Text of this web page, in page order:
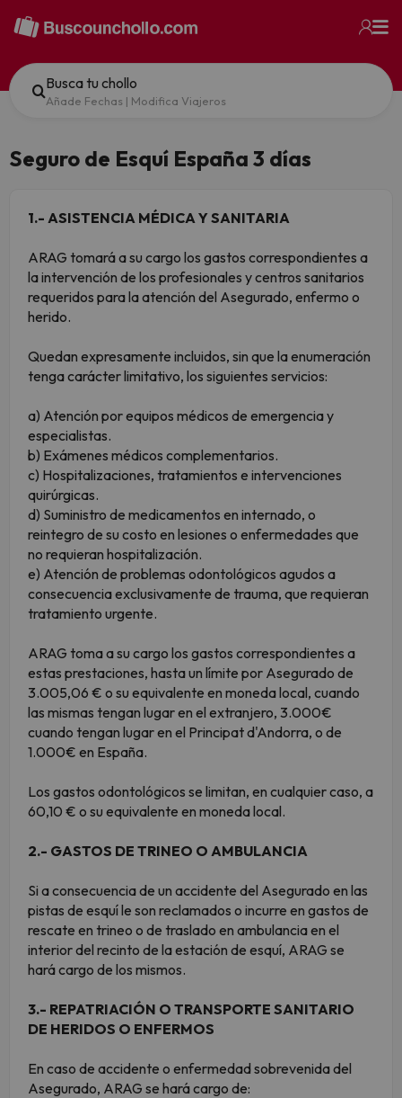
Busca tu chollo
Añade Fechas | Modifica Viajeros
Seguro de Esquí España 3 días
1.- ASISTENCIA MÉDICA Y SANITARIA
ARAG tomará a su cargo los gastos correspondientes a
la intervención de los profesionales y centros sanitarios
requeridos para la atención del Asegurado, enfermo o
herido.
Quedan expresamente incluidos, sin que la enumeración
tenga carácter limitativo, los siguientes servicios:
a) Atención por equipos médicos de emergencia y
especialistas.
b) Exámenes médicos complementarios.
c) Hospitalizaciones, tratamientos e intervenciones
quirúrgicas.
d) Suministro de medicamentos en internado, o
reintegro de su costo en lesiones o enfermedades que
no requieran hospitalización.
e) Atención de problemas odontológicos agudos a
consecuencia exclusivamente de trauma, que requieran
tratamiento urgente.
ARAG toma a su cargo los gastos correspondientes a
estas prestaciones, hasta un límite por Asegurado de
3.005,06 € o su equivalente en moneda local, cuando
las mismas tengan lugar en el extranjero, 3.000€
cuando tengan lugar en el Principat d'Andorra, o de
1.000€ en España.
Los gastos odontológicos se limitan, en cualquier caso, a
60,10 € o su equivalente en moneda local.
2.- GASTOS DE TRINEO O AMBULANCIA
Si a consecuencia de un accidente del Asegurado en las
pistas de esquí le son reclamados o incurre en gastos de
rescate en trineo o de traslado en ambulancia en el
interior del recinto de la estación de esquí, ARAG se
hará cargo de los mismos.
3.- REPATRIACIÓN O TRANSPORTE SANITARIO
DE HERIDOS O ENFERMOS
En caso de accidente o enfermedad sobrevenida del
Asegurado, ARAG se hará cargo de: